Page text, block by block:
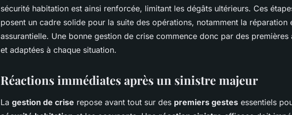
sécurité habitation est ainsi renforcée, limitant les dégâts ultérieurs. Ces
posent un cadre solide pour la suite des opérations, notamment la réparation
assurantielle. Une bonne gestion de crise commence donc par des premières
et adaptées à chaque situation.
Réactions immédiates après un sinistre majeur
La gestion de crise repose avant tout sur des premiers gestes essentiels